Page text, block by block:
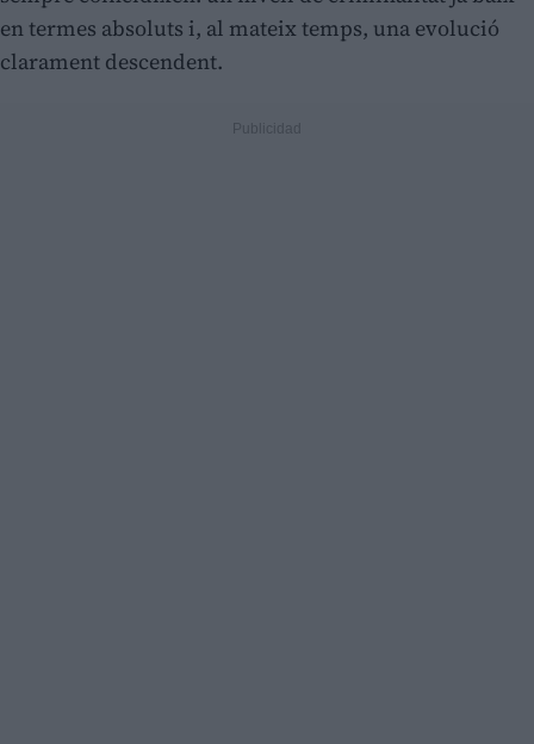
en termes absoluts i, al mateix temps, una evolució
clarament descendent.